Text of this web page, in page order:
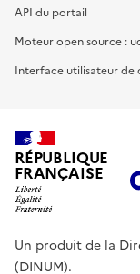
API du portail
Moteur open source :
Interface utilisateur de
RÉPUBLIQUE
FRANÇAISE
Un produit de la
(DINUM).